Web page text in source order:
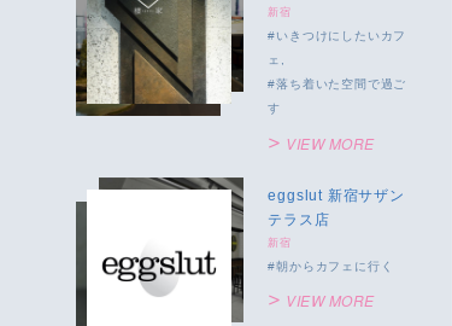
新宿
いきつけにしたいカフ
ェ
落ち着いた空間で過ご
す
VIEW MORE
eggslut 新宿サザン
テラス店
新宿
朝からカフェに行く
VIEW MORE